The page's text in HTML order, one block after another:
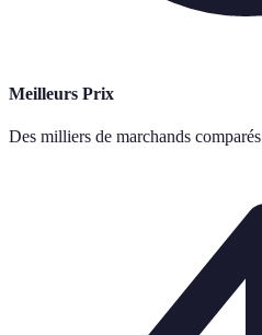
Meilleurs Prix
Des milliers de marchands comparés